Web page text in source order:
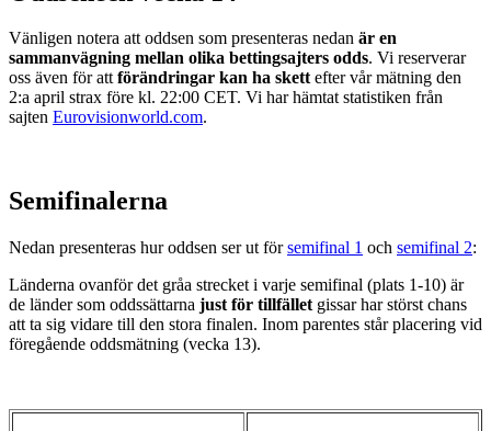
Vänligen notera att oddsen som presenteras nedan är en
sammanvägning mellan olika bettingsajters odds. Vi reserverar
oss även för attförändringar kan ha skettefter vår mätning den
2:a april strax före kl. 22:00 CET. Vi har hämtat statistiken från
sajten Eurovisionworld.com.
Semifinalerna
Nedan presenteras hur oddsen ser ut försemifinal 1 och semifinal 2:
Länderna ovanför det gråa strecket i varje semifinal (plats 1-10) är
de länder som oddssättarna just för tillfället gissar har störst chans
att ta sig vidare till den stora finalen. Inom parentes står placering vid
föregående oddsmätning (vecka 13).